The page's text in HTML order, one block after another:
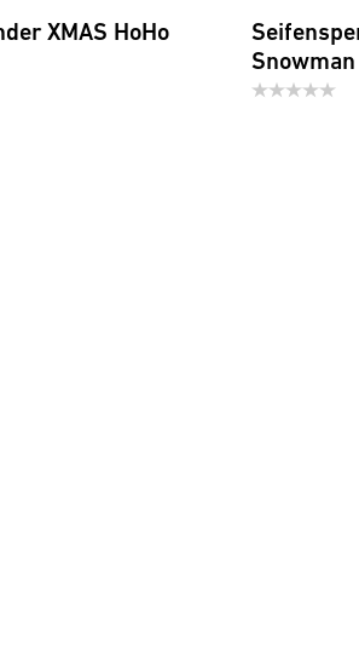
XMAS HoHo
Snowman